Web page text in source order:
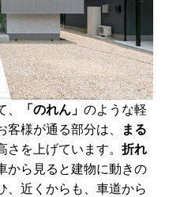
「のれん」 のような軽
様が通る部分は、
まる
さを上げています。 折れ
から見ると建物に動きの
、近くからも、車道から